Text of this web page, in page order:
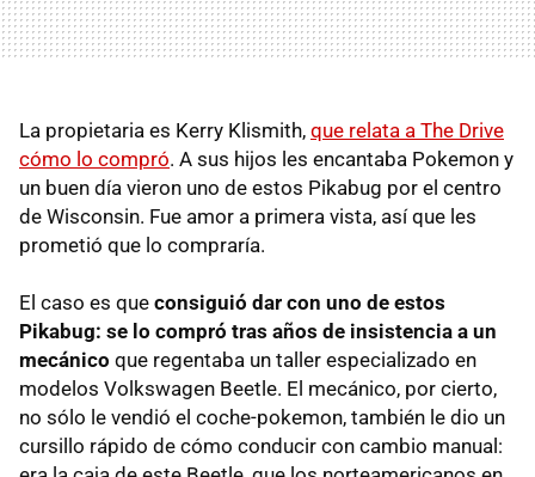
La propietaria es Kerry Klismith, que relata a The Drive
cómo lo compró. A sus hijos les encantaba Pokemon y
un buen día vieron uno de estos Pikabug por el centro
de Wisconsin. Fue amor a primera vista, así que les
prometió que lo compraría.
El caso es que consiguió dar con uno de estos
Pikabug: se lo compró tras años de insistencia a un
mecánico que regentaba un taller especializado en
modelos Volkswagen Beetle. El mecánico, por cierto,
no sólo le vendió el coche-pokemon, también le dio un
cursillo rápido de cómo conducir con cambio manual: